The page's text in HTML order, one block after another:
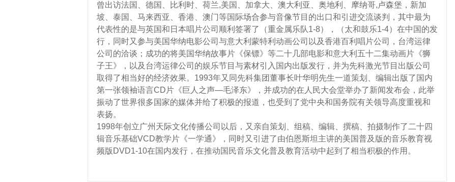
曾出访法国、德国、比利时、荷兰,美国、加拿大、澳大利亚、奥地利、摩纳哥,卢森堡，新加
坡、泰国、马来西亚、香港、澳门等国际场合参与音像节目的出口和引进交流谈判，其中最为
代表性的是与英国和日本唱片公司顺利签署了（重金属乐队1-8），（太和鼓乐1-4）在中国的发
行，同时又参与美国华纳电影公司与意大利蒙特利动画公司以及香港百利唱片公司，台湾运律
公司的洽谈；成功的将美国华纳故事片《保镖》等二十几部电影和意大利五十二集动画片《狮
子王》，以及台湾运律公司的娱乐节目与素材引入国内出版发行，并为先科激光节目出版公司
取得了相当好的经济效果。1993年又同先科集团董事长叶华明先生一道策划、编辑出版了国内
第一张领袖语言CD片《巨人之声—毛泽东》，并成功的在人民大会堂举办了新闻发布会，此举
振动了世界很多国家的媒体并给了积极的报道，也受到了党中央和国务院有关领导高度重视和
表扬。
1998年创立广州天际文化传播公司以后，又亲自策划、组稿、编辑、撰稿、拍摄制作了二十四
辑音乐基础VCD教学片《一学通》，同时又引进了由伯恩斯坦主讲的美国普及版的音乐教育视
频版DVD1-10在国内发行，在推动国民音乐文化普及教育活动中起到了相当积极的作用。